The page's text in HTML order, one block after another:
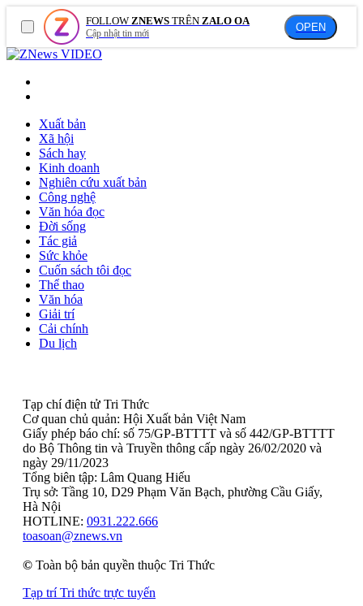
FOLLOW ZNEWS TRÊN ZALO OA
Cập nhật tin mới OPEN
VIDEO
Xuất bản
Xã hội
Sách hay
Kinh doanh
Nghiên cứu xuất bản
Công nghệ
Văn hóa đọc
Đời sống
Tác giả
Sức khỏe
Cuốn sách tôi đọc
Thể thao
Văn hóa
Giải trí
Cải chính
Du lịch
Tạp chí điện tử Tri Thức
Cơ quan chủ quản: Hội Xuất bản Việt Nam
Giấy phép báo chí: số 75/GP-BTTTT và số 442/GP-BTTTT
do Bộ Thông tin và Truyền thông cấp ngày 26/02/2020 và
ngày 29/11/2023
Tổng biên tập: Lâm Quang Hiếu
Trụ sở: Tầng 10, D29 Phạm Văn Bạch, phường Cầu Giấy,
Hà Nội
HOTLINE: 0931.222.666
toasoan@znews.vn
© Toàn bộ bản quyền thuộc Tri Thức
Tạp trí Tri thức trực tuyến